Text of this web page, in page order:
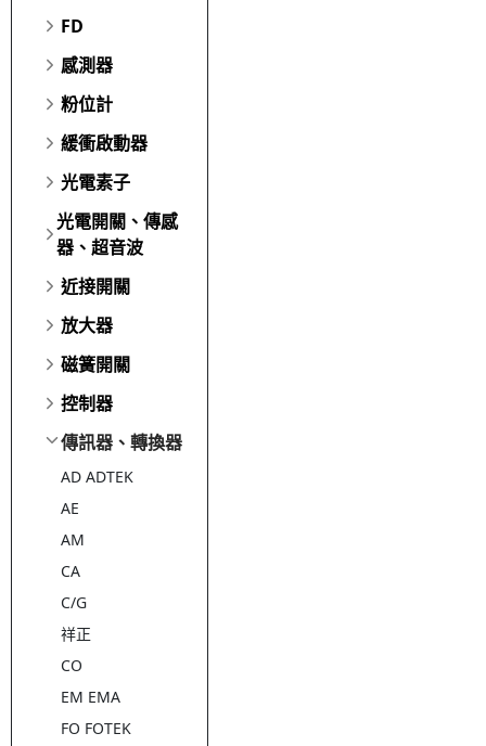
FD
感測器
粉位計
緩衝啟動器
光電素子
光電開關、傳感
器、超音波
近接開關
放大器
磁簧開關
控制器
傳訊器、轉換器
AD ADTEK
AE
AM
CA
C/G
祥正
CO
EM EMA
FO FOTEK